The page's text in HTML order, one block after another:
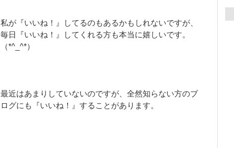
私が『いいね！』してるのもあるかもしれないですが、
毎日『いいね！』してくれる方も本当に嬉しいです。
（*^_^*）
最近はあまりしていないのですが、全然知らない方のブ
ログにも『いいね！』することがあります。